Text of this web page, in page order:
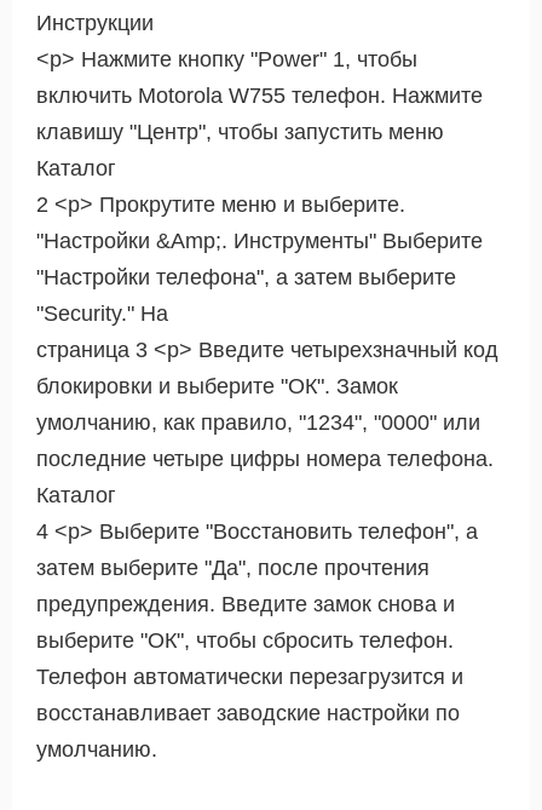
Инструкции
<р> Нажмите кнопку "Power" 1, чтобы
включить Motorola W755 телефон. Нажмите
клавишу "Центр", чтобы запустить меню
Каталог
2 <р> Прокрутите меню и выберите.
"Настройки &Amp;. Инструменты" Выберите
"Настройки телефона", а затем выберите
"Security." На
страница 3 <р> Введите четырехзначный код
блокировки и выберите "ОК". Замок
умолчанию, как правило, "1234", "0000" или
последние четыре цифры номера телефона.
Каталог
4 <р> Выберите "Восстановить телефон", а
затем выберите "Да", после прочтения
предупреждения. Введите замок снова и
выберите "ОК", чтобы сбросить телефон.
Телефон автоматически перезагрузится и
восстанавливает заводские настройки по
умолчанию.